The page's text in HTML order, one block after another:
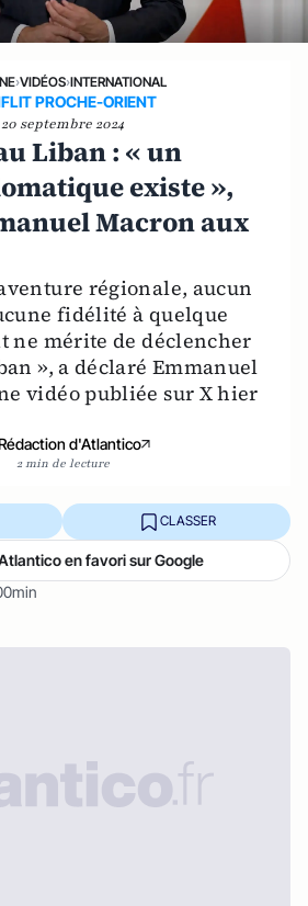
›VIDÉOS›INTERNATIONAL
PROCHE-ORIENT
20 septembre 2024
Liban : « un
existe »,
Macron aux
régionale, aucun
fidélité à quelque
ne mérite de déclencher
», a déclaré Emmanuel
vidéo publiée sur X hier
d'Atlantico
2 min de lecture
CLASSER
en favori sur Google